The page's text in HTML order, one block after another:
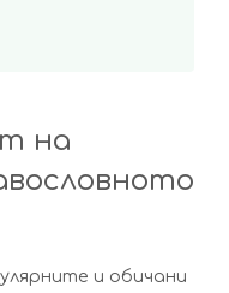
на
и обичани